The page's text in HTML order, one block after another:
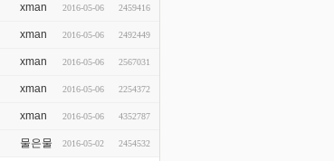
xman 2016-05-06 2459416
xman 2016-05-06 2492449
xman 2016-05-06 2567031
xman 2016-05-06 2254372
xman 2016-05-06 4352787
물은물 2016-05-02 2454532